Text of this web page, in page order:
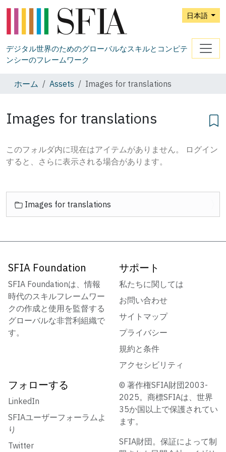
日本語
デジタル世界のためのグローバルなスキルとコンピテ
ンシーのフレームワーク
ホーム Assets Images for translations
Images for translations
このフォルダ内に現在はアイテムがありません。 ログイン
すると、さらに表示される場合があります。
ン
Images for translations
SFIA Foundation
SFIA Foundationは、情報
時代のスキルフレームワー
クの作成と使用を監督する
グローバルな非営利組織で
す。
サポート
私たちに関しては
お問い合わせ
サイトマップ
プライバシー
規約と条件
アクセシビリティ
フォローする
LinkedIn
SFIAユーザーフォーラムよ
り
Twitter
© 著作権SFIA財団2003-
2025。商標SFIAは、世界
35か国以上で保護されてい
ます。
SFIA財団。保証によって制